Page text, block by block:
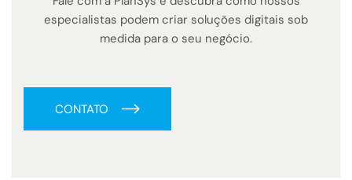
especialistas podem criar soluções digitais sob
medida para o seu negócio.
CONTATO